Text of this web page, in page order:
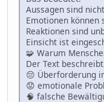
Aussagen sind
Emotionen können
Reaktionen sind
Einsicht ist
🧩 Warum
Der Text
😔 Überforderung
😟 emotionale
🧠 falsche